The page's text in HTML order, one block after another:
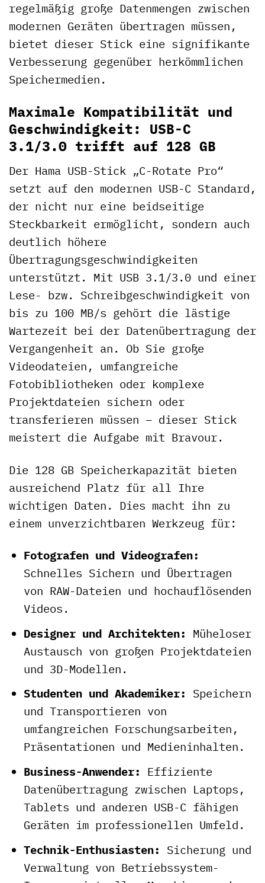
regelmäßig große Datenmengen zwischen
modernen Geräten übertragen müssen,
bietet dieser Stick eine signifikante
Verbesserung gegenüber herkömmlichen
Speichermedien.
Maximale Kompatibilität und
Geschwindigkeit: USB-C
3.1/3.0 trifft auf 128 GB
Der Hama USB-Stick „C-Rotate Pro“
setzt auf den modernen USB-C Standard,
der nicht nur eine beidseitige
Steckbarkeit ermöglicht, sondern auch
deutlich höhere
Übertragungsgeschwindigkeiten
unterstützt. Mit USB 3.1/3.0 und einer
Lese- bzw. Schreibgeschwindigkeit von
bis zu 100 MB/s gehört die lästige
Wartezeit bei der Datenübertragung der
Vergangenheit an. Ob Sie große
Videodateien, umfangreiche
Fotobibliotheken oder komplexe
Projektdateien sichern oder
transferieren müssen – dieser Stick
meistert die Aufgabe mit Bravour.
Die 128 GB Speicherkapazität bieten
ausreichend Platz für all Ihre
wichtigen Daten. Dies macht ihn zu
einem unverzichtbaren Werkzeug für:
Fotografen und Videografen:
Schnelles Sichern und Übertragen
von RAW-Dateien und hochauflösenden
Videos.
Designer und Architekten: Müheloser
Austausch von großen Projektdateien
und 3D-Modellen.
Studenten und Akademiker: Speichern
und Transportieren von
umfangreichen Forschungsarbeiten,
Präsentationen und Medieninhalten.
Business-Anwender: Effiziente
Datenübertragung zwischen Laptops,
Tablets und anderen USB-C fähigen
Geräten im professionellen Umfeld.
Technik-Enthusiasten: Sicherung und
Verwaltung von Betriebssystem-